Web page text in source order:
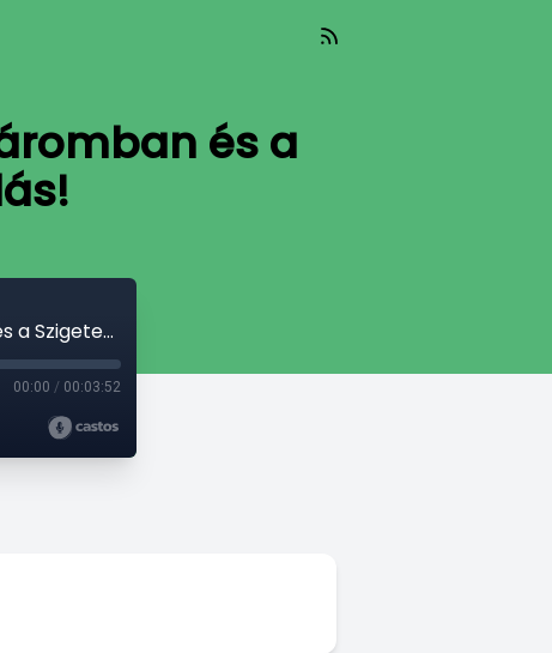
és a
Programok: Dunaszerdahelyen, Komáromban és a Szigeten vár a kikapcsolódás!
00:00 / 00:03:52